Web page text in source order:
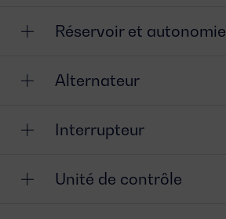
Réservoir et autonomie
Alternateur
Interrupteur
Unité de contrôle